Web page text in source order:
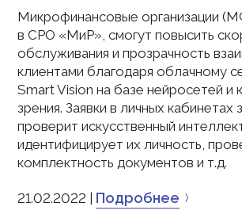
Микрофинансовые организации
в СРО «МиР», смогут повысить
обслуживания и прозрачность
клиентами благодаря облачному
Smart Vision на базе нейросетей и
зрения. Заявки в личных кабинетах
проверит искусственный
идентифицирует их личность,
комплектность документов и т.д.
21.02.2022 | Подробнее